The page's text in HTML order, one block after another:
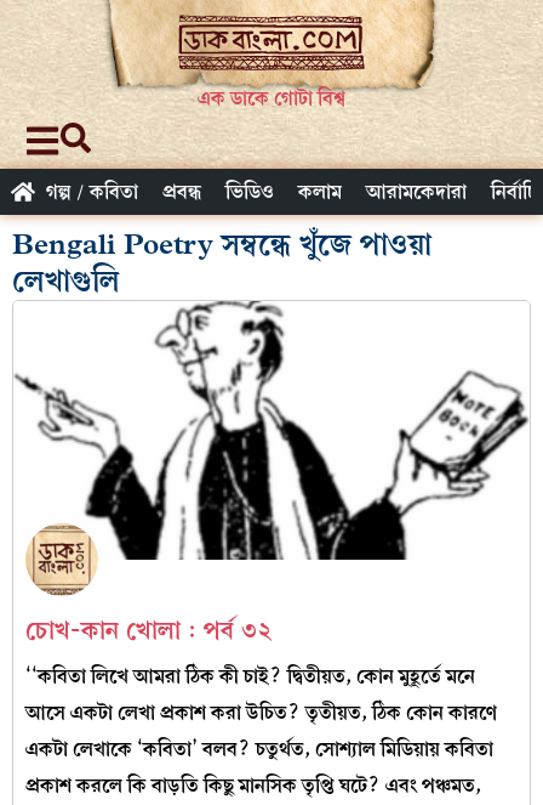
এক ডাকে গোটা বিশ্ব
গল্প / কবিতা প্রবন্ধ ভিডিও কলাম আরামকেদারা
Bengali Poetry সম্বন্ধে খুঁজে পাওয়া
লেখাগুলি
চোখ-কান খোলা : পর্ব ৩২
‘‘কবিতা লিখে আমরা ঠিক কী চাই? দ্বিতীয়ত, কোন মুহূর্তে মনে
আসে একটা লেখা প্রকাশ করা উচিত? তৃতীয়ত, ঠিক কোন কারণে
একটা লেখাকে ‘কবিতা’ বলব? চতুর্থত, সোশ্যাল মিডিয়ায় কবিতা
প্রকাশ করলে কি বাড়তি কিছু মানসিক তৃপ্তি ঘটে? এবং পঞ্চমত,